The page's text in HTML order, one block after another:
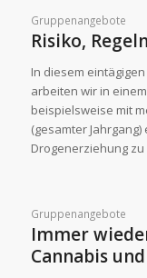
Gruppenangebote
Risiko,
In diesem
arbeiten wir in
beispielsweise mit
(gesamter
Drogenerziehung zu
Gruppenangebote
Immer
Cannabis und